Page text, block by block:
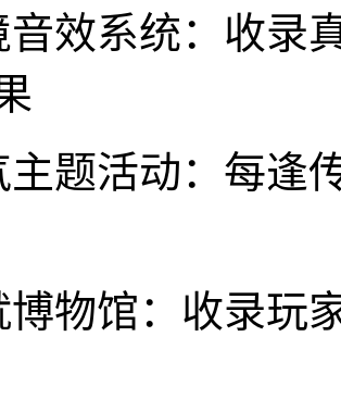
音效系统：收录
主题活动：每逢
博物馆：收录玩